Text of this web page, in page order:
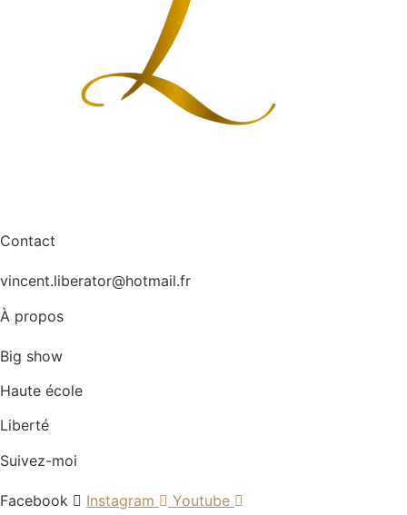
Contact
vincent.liberator@hotmail.fr
À propos
Big show
Haute école
Liberté
Suivez-moi
Facebook Instagram Youtube